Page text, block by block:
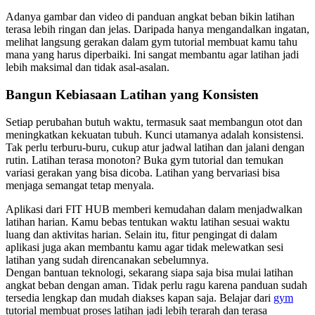
Adanya gambar dan video di panduan angkat beban bikin latihan
terasa lebih ringan dan jelas. Daripada hanya mengandalkan ingatan,
melihat langsung gerakan dalam gym tutorial membuat kamu tahu
mana yang harus diperbaiki. Ini sangat membantu agar latihan jadi
lebih maksimal dan tidak asal-asalan.
Bangun Kebiasaan Latihan yang Konsisten
Setiap perubahan butuh waktu, termasuk saat membangun otot dan
meningkatkan kekuatan tubuh. Kunci utamanya adalah konsistensi.
Tak perlu terburu-buru, cukup atur jadwal latihan dan jalani dengan
rutin. Latihan terasa monoton? Buka gym tutorial dan temukan
variasi gerakan yang bisa dicoba. Latihan yang bervariasi bisa
menjaga semangat tetap menyala.
Aplikasi dari FIT HUB memberi kemudahan dalam menjadwalkan
latihan harian. Kamu bebas tentukan waktu latihan sesuai waktu
luang dan aktivitas harian. Selain itu, fitur pengingat di dalam
aplikasi juga akan membantu kamu agar tidak melewatkan sesi
latihan yang sudah direncanakan sebelumnya.
Dengan bantuan teknologi, sekarang siapa saja bisa mulai latihan
angkat beban dengan aman. Tidak perlu ragu karena panduan sudah
tersedia lengkap dan mudah diakses kapan saja. Belajar dari gym
tutorial membuat proses latihan jadi lebih terarah dan terasa